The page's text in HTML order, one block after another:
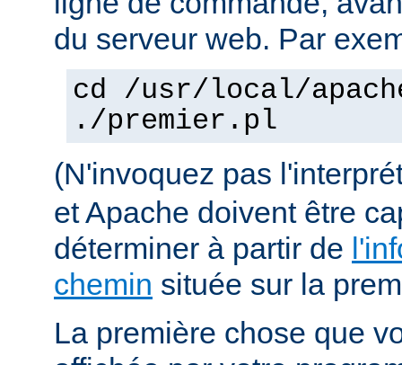
du serveur web. Par
cd /usr/local/
./premier.pl
(N'invoquez pas
et Apache doivent être
déterminer à partir de
chemin située sur la
La première chose que